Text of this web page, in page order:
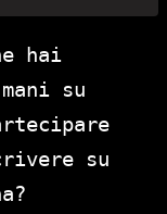
hai
su
su